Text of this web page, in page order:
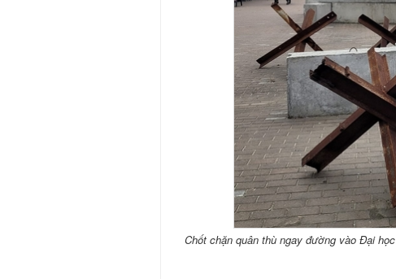
Chốt chặn quân thù ngay đường vào Đại